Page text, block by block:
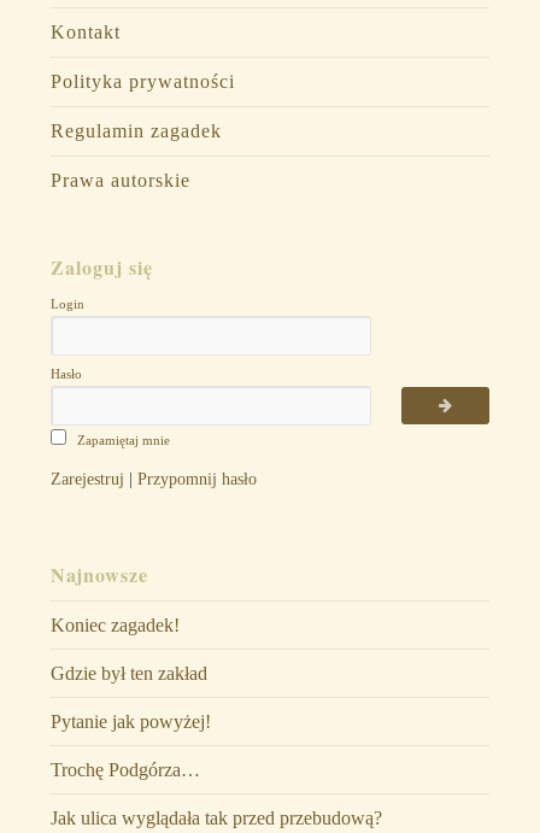
Kontakt
Polityka prywatności
Regulamin zagadek
Prawa autorskie
Zaloguj się
Login
Hasło
Zapamiętaj mnie
Zarejestruj | Przypomnij hasło
Najnowsze
Koniec zagadek!
Gdzie był ten zakład
Pytanie jak powyżej!
Trochę Podgórza…
Jak ulica wyglądała tak przed przebudową?